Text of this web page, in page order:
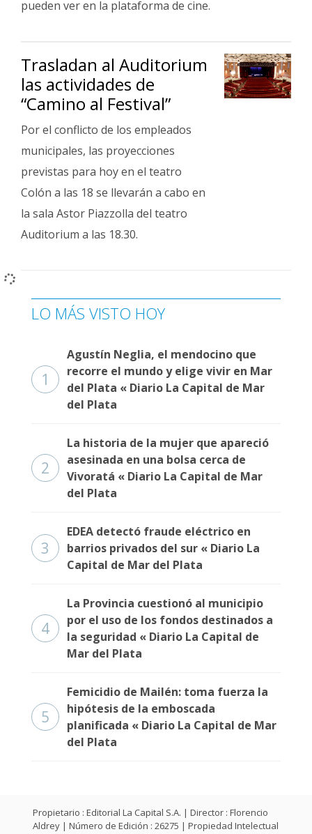
pueden ver en la plataforma de cine.
Trasladan al Auditorium
las actividades de
“Camino al Festival”
Por el conflicto de los empleados
municipales, las proyecciones
previstas para hoy en el teatro
Colón a las 18 se llevarán a cabo en
la sala Astor Piazzolla del teatro
Auditorium a las 18.30.
LO MÁS VISTO HOY
1
Agustín Neglia, el mendocino que
recorre el mundo y elige vivir en Mar
del Plata « Diario La Capital de Mar
del Plata
2
La historia de la mujer que apareció
asesinada en una bolsa cerca de
Vivoratá « Diario La Capital de Mar
del Plata
3
EDEA detectó fraude eléctrico en
barrios privados del sur « Diario La
Capital de Mar del Plata
4
La Provincia cuestionó al municipio
por el uso de los fondos destinados a
la seguridad « Diario La Capital de
Mar del Plata
5
Femicidio de Mailén: toma fuerza la
hipótesis de la emboscada
planificada « Diario La Capital de Mar
del Plata
Propietario : Editorial La Capital S.A. | Director : Florencio
Aldrey | Número de Edición : 26275 | Propiedad Intelectual